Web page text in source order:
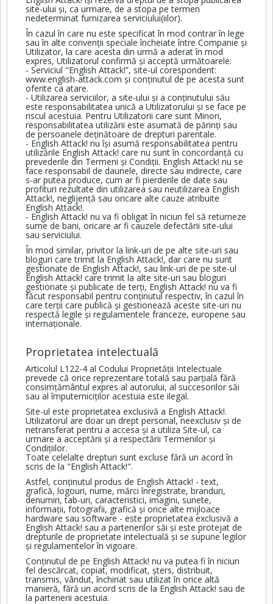
site-ului și, ca urmare, de a stopa pe termen
nedeterminat furnizarea serviciului(iilor).
În cazul în care nu este specificat în mod contrar în lege
sau în alte convenții speciale încheiate între Companie și
Utilizator, la care acesta din urmă a aderat în mod
expres, Utilizatorul confirmă și acceptă următoarele:
- Serviciul "English Attack!”, site-ul corespondent:
www.english-attack.com și conținutul de pe acesta sunt
oferite ca atare.
- Utilizarea serviciilor, a site-ului și a conținutului său
este responsabilitatea unică a Utilizatorului și se face pe
riscul acestuia. Pentru Utilizatorii care sunt Minori,
responsabilitatea utilizării este asumată de părinți sau
de persoanele deținătoare de drepturi parentale.
- English Attack! nu își asumă responsabilitatea pentru
utilizările English Attack! care nu sunt în concordanță cu
prevederile din Termeni și Condiții. English Attack! nu se
face responsabil de daunele, directe sau indirecte, care
s-ar putea produce, cum ar fi pierderile de date sau
profituri rezultate din utilizarea sau neutilizarea English
Attack!, neglijență sau oricare alte cauze atribuite
English Attack!.
- English Attack! nu va fi obligat în niciun fel să returneze
sume de bani, oricare ar fi cauzele defectării site-ului
sau serviciului.
În mod similar, privitor la link-uri de pe alte site-uri sau
bloguri care trimit la English Attack!, dar care nu sunt
gestionate de English Attack!, sau link-uri de pe site-ul
English Attack! care trimit la alte site-uri sau bloguri
gestionate și publicate de terți, English Attack! nu va fi
făcut responsabil pentru conținutul respectiv, în cazul în
care terții care publică și gestionează aceste site-uri nu
respectă legile și regulamentele franceze, europene sau
internaționale.
Proprietatea intelectuală
Articolul L122-4 al Codului Proprietății Intelectuale
prevede că orice reprezentare totală sau parțială fără
consimțământul expres al autorului, al succesorilor săi
sau al împuterniciților acestuia este ilegal.
Site-ul este proprietatea exclusivă a English Attack!.
Utilizatorul are doar un drept personal, neexclusiv și de
netransferat pentru a accesa și a utiliza Site-ul, ca
urmare a acceptării și a respectării Termenilor și
Condițiilor.
Toate celelalte drepturi sunt excluse fără un acord în
scris de la "English Attack!".
Astfel, conținutul produs de English Attack! - text,
grafică, logouri, nume, mărci înregistrate, branduri,
denumiri, tab-uri, caracteristici, imagini, sunete,
informații, fotografii, grafică și orice alte mijloace
hardware sau software - este proprietatea exclusivă a
English Attack! sau a partenerilor săi și este protejat de
drepturile de proprietate intelectuală și se supune legilor
și regulamentelor în vigoare.
Conținutul de pe English Attack! nu va putea fi în niciun
fel descărcat, copiat, modificat, șters, distribuit,
transmis, vândut, închiriat sau utilizat în orice altă
manieră, fără un acord scris de la English Attack! sau de
la partenerii acestuia.